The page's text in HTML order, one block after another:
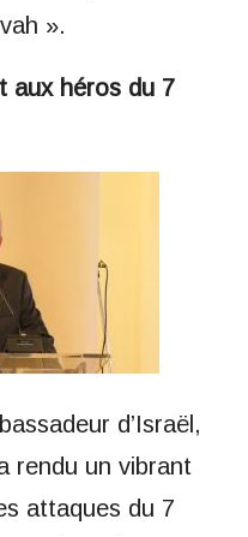
».
aux héros du 7
d’Israël,
rendu un vibrant
attaques du 7